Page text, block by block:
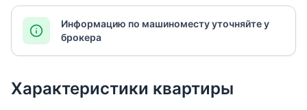
Информацию по машиноместу уточняйте у
брокера
Характеристики квартиры